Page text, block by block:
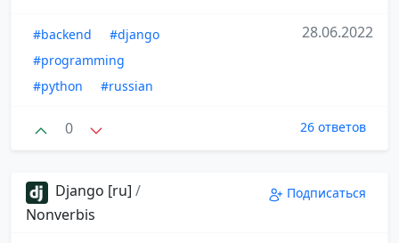
#backend
#django
#programming
#python
#russian
28.06.2022
0 26 ответов
Django [ru] /
Nonverbis
Подписаться